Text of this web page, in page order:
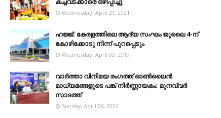
Wednesday, April 21, 2021
ഹജ്ജ്: കേരളത്തിലെ ആദ്യ സംഘം ജൂലൈ 4-ന്
കോഴിക്കോടു നിന്ന് പുറപ്പെടും
Wednesday, April 03, 2019
വാർത്താ വിനിമയ രംഗത്ത് ഓൺലൈൻ
മാധ്യമങ്ങളുടെ പങ്ക് നിർണ്ണായകം: മുനവ്വർ
സാദത്ത്
Sunday, April 26, 2026